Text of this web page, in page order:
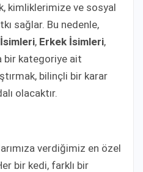
kimliklerimize ve sosyal
sağlar. Bu nedenle,
, Erkek İsimleri,
bir kategoriye ait
bilinçli bir karar
olacaktır.
verdiğimiz en özel
bir kedi, farklı bir